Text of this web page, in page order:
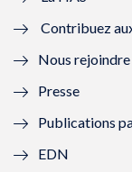
l
Contribuez
Nous rejoindre
Presse
Publications
EDN